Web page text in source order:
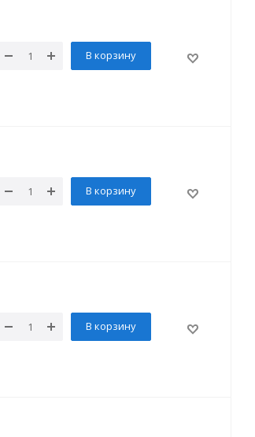
В корзину
В корзину
В корзину